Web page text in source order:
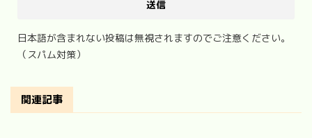
日本語が含まれない投稿は無視されますのでご注意ください。
（スパム対策）
関連記事